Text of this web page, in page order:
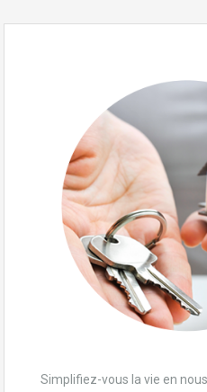
Simplifiez-vous la vie en